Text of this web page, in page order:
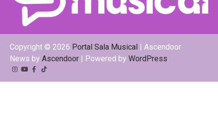
Copyright © 2026 Portal Sala Musical | Ascendoor
News by Ascendoor | Powered by WordPress
Instagram
YouTube
Facebook
Tiktok